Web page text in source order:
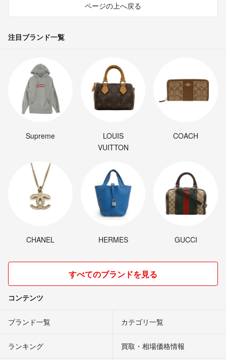
ページの上へ戻る
注目ブランド一覧
Supreme
LOUIS
VUITTON
COACH
CHANEL HERMES GUCCI
すべてのブランドを見る
コンテンツ
ブランド一覧 カテゴリ一覧
ランキング 買取・相場価格情報